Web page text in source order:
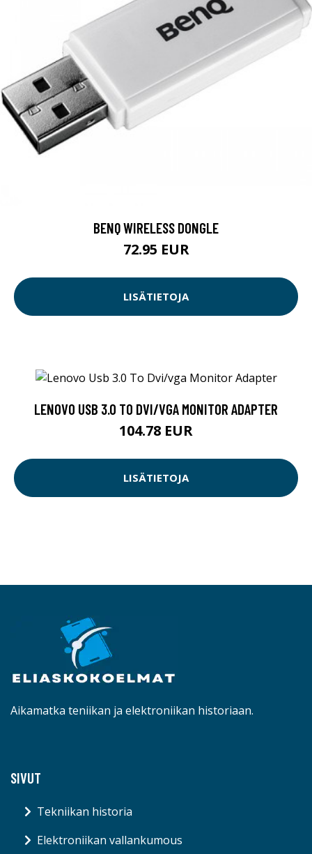
BENQ WIRELESS DONGLE
72.95 EUR
LISÄTIETOJA
LENOVO USB 3.0 TO DVI/VGA MONITOR ADAPTER
104.78 EUR
LISÄTIETOJA
Aikamatka teniikan ja elektroniikan historiaan.
SIVUT
Tekniikan historia
Elektroniikan vallankumous